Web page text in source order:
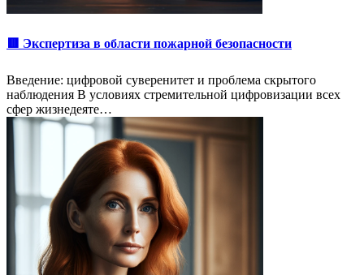
🟥 Экспертиза в области пожарной безопасности
Введение: цифровой суверенитет и проблема скрытого
наблюдения В условиях стремительной цифровизации всех
сфер жизнедеяте…